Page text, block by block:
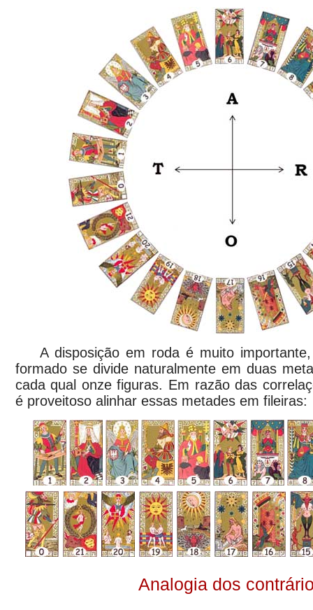
A disposição em roda é muito
formado se divide naturalmente em duas
cada qual onze figuras. Em razão das
é proveitoso alinhar essas metades em fileiras:
Analogia dos